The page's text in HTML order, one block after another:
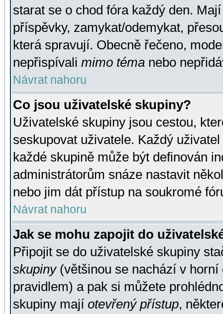
starat se o chod fóra každý den.
příspěvky, zamykat/odemykat,
která spravují. Obecně řečeno,
nepřispívali mimo téma nebo
Návrat nahoru
Co jsou uživatelské skupiny?
Uživatelské skupiny jsou cestou,
seskupovat uživatele. Každý
každé skupině může být definován
administrátorům snáze nastavit
nebo jim dát přístup na soukromé
Návrat nahoru
Jak se mohu zapojit do
Připojit se do uživatelské skupiny
skupiny(většinou se nachází v horní
pravidlem) a pak si můžete
skupiny mají otevřený přístup,